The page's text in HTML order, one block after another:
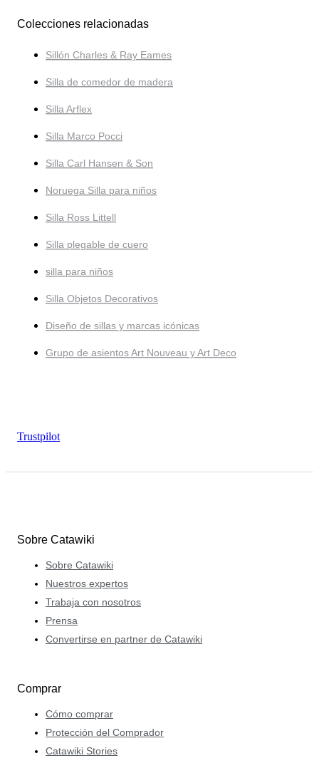
Colecciones relacionadas
Sillón Charles & Ray Eames
Silla de comedor de madera
Silla Arflex
Silla Marco Pocci
Silla Carl Hansen & Son
Noruega Silla para niños
Silla Ross Littell
Silla plegable de cuero
silla para niños
Silla Objetos Decorativos
Diseño de sillas y marcas icónicas
Grupo de asientos Art Nouveau y Art Deco
Trustpilot
Sobre Catawiki
Sobre Catawiki
Nuestros expertos
Trabaja con nosotros
Prensa
Convertirse en partner de Catawiki
Comprar
Cómo comprar
Protección del Comprador
Catawiki Stories